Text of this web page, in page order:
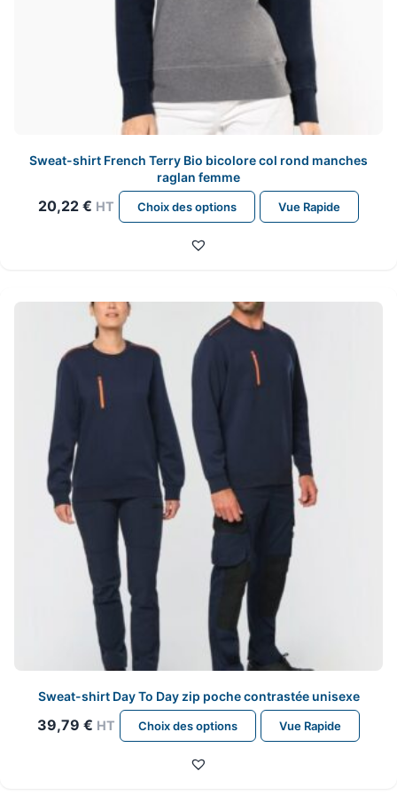
Sweat-shirt French Terry Bio bicolore col rond manches
raglan femme
20,22 € HT Choix des options
Ce
produit
Les
options
peuvent
être
choisies
produit
Vue Rapide
Sweat-shirt Day To Day zip poche contrastée unisexe
39,79 € HT Choix des options
Ce
produit
Vue Rapide